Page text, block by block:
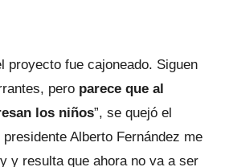
proyecto fue cajoneado. Siguen
pero parece que al
los niños”, se quejó el
Alberto Fernández me
y resulta que ahora no va a ser